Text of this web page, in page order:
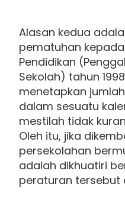
Alasan kedua
pematuhan
Pendidikan
Sekolah) tahun
menetapkan
dalam sesuatu
mestilah tidak
Oleh itu, jika
persekolahan
adalah dikhuatiri
peraturan tersebut